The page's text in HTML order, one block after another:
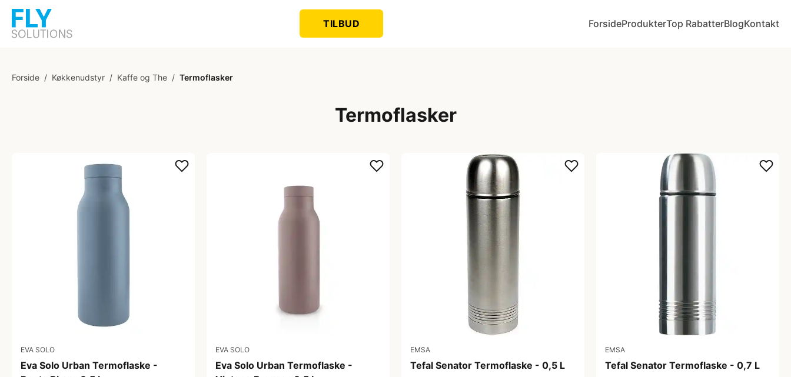
TILBUD ForsideProdukterTop RabatterBlogKontakt
Forside / Køkkenudstyr / Kaffe og The / Termoflasker
Termoflasker
EVA SOLO
Eva Solo Urban Termoflaske -
EVA SOLO
Eva Solo Urban Termoflaske -
EMSA
Tefal Senator Termoflaske - 0,5 L
EMSA
Tefal Senator Termoflaske - 0,7 L